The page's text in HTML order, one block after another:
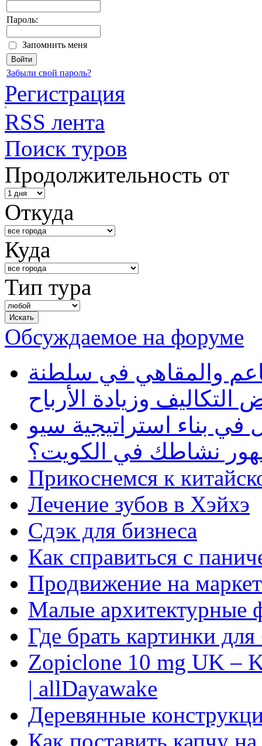
Пароль:
Запомнить меня
Забыли свой пароль?
Регистрация
RSS лента
Поиск туров
Продолжительность от
Откуда
Куда
Тип тура
Обсуждаемое на форуме
والمقاهي في سلطنة
وزيادة الأرباح
بناء استراتيجية سيو
نشاطك في الكويت؟
Прикоснемся к
Лечение зубов в Хэйхэ
Сдэк для бизнеса
Как справиться с
Продвижение на
Малые архитектурные
Где брать картинки
Zopiclone 10 mg UK –
| allDayawake
Деревянные
Как поставить капчу